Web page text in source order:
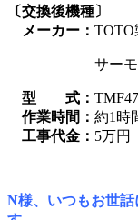
〔交換後機種〕
メーカー：
サーモ付き
型 式：
作業時間： 約1時
工事代金： 5万円
N様、いつもお世